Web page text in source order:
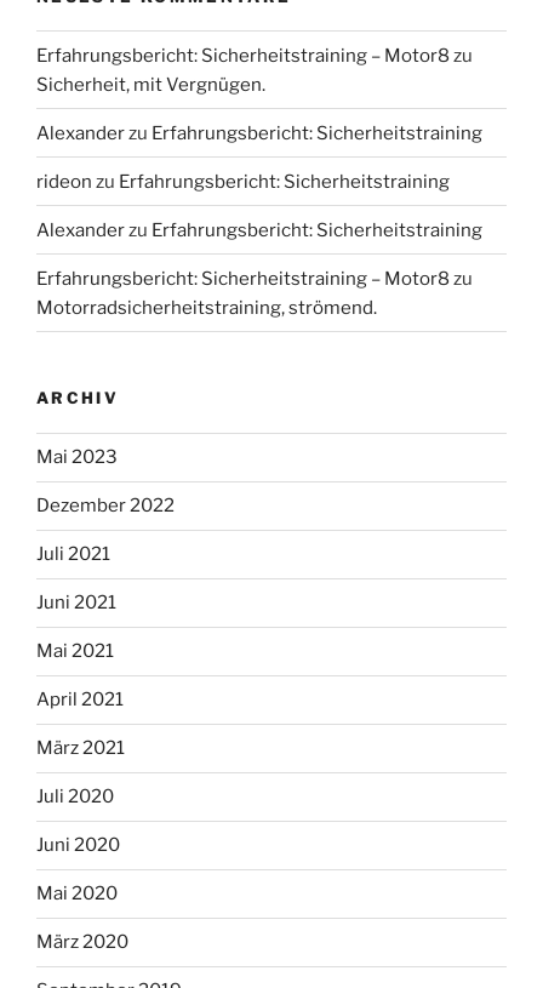
Erfahrungsbericht: Sicherheitstraining – Motor8 zu
Sicherheit, mit Vergnügen.
Alexanderzu Erfahrungsbericht: Sicherheitstraining
rideon zu Erfahrungsbericht: Sicherheitstraining
Alexanderzu Erfahrungsbericht: Sicherheitstraining
Erfahrungsbericht: Sicherheitstraining – Motor8 zu
Motorradsicherheitstraining, strömend.
ARCHIV
Mai 2023
Dezember 2022
Juli 2021
Juni 2021
Mai 2021
April 2021
März 2021
Juli 2020
Juni 2020
Mai 2020
März 2020